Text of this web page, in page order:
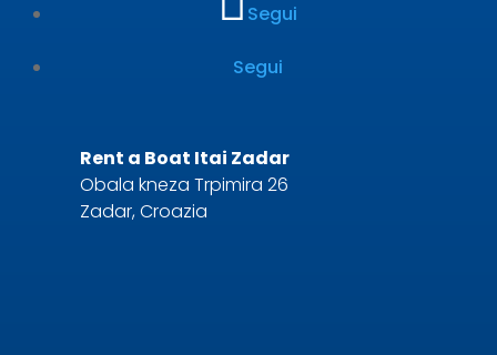
Segui
Segui
Rent a Boat Itai Zadar
Obala kneza Trpimira 26
Zadar, Croazia